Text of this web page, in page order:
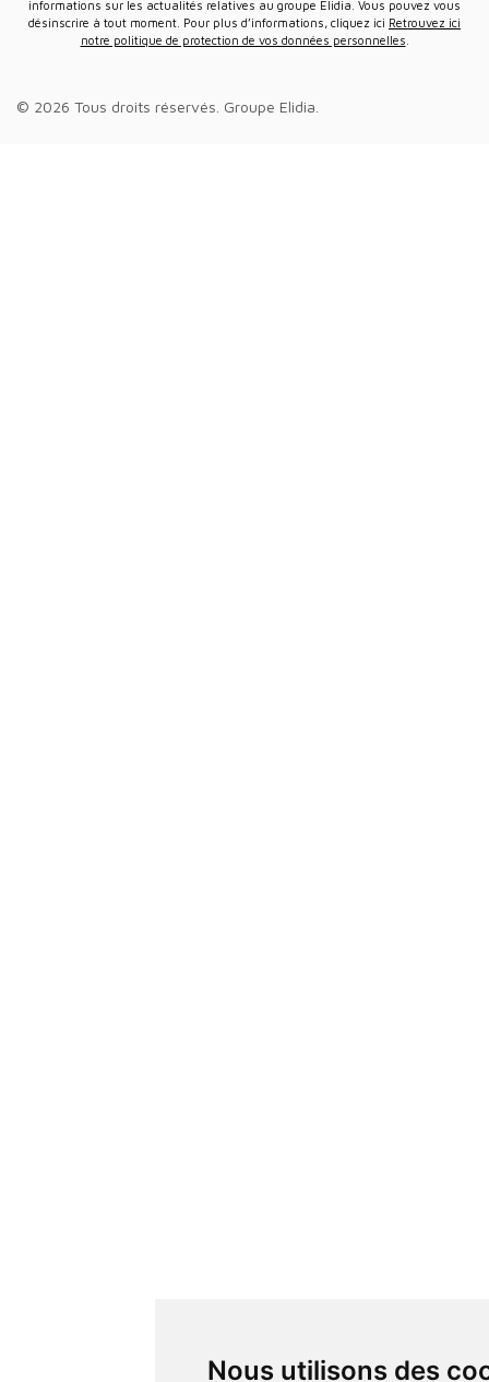
Nous utilisons des
informations sur les actualités relatives au groupe Elidia. Vous pouvez vous
désinscrire à tout moment. Pour plus d’informations, cliquez ici Retrouvez ici
notre politique de protection de vos données personnelles
© 2026 Tous droits réservés. Groupe Elidia.